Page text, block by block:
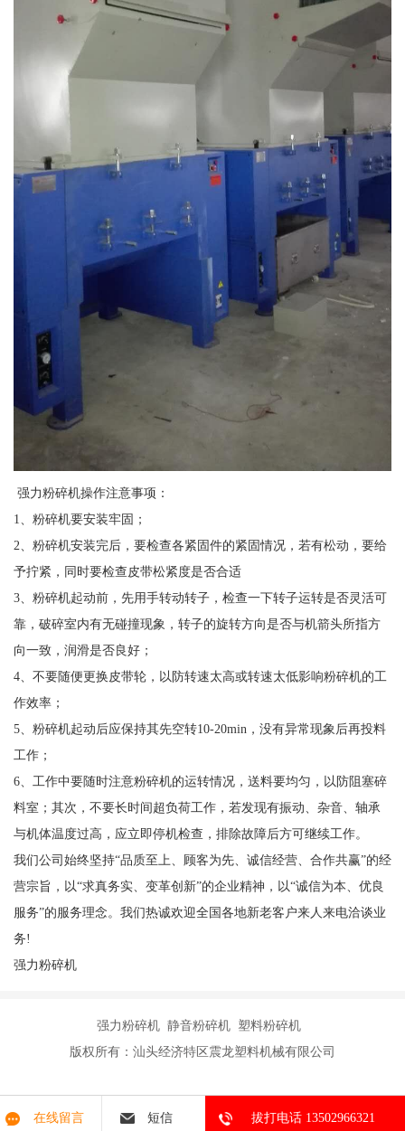
强力粉碎机操作注意事项：
1
、粉碎机要安装牢固；
2 、粉碎机安装完后，要检查各紧固件的紧固情况，若有松动，要给
予拧紧，同时要检查皮带松紧度是否合适
3、粉碎机起动前，先用手转动转子，检查一下转子运转是否灵活可
靠，破碎室内有无碰撞现象，转子的旋转方向是否与机箭头所指方
向一致，润滑是否良好；
4、不要随便更换皮带轮，以防转速太高或转速太低影响粉碎机的工
作效率；
5、粉碎机起动后应保持其先空转10-20min ，没有异常现象后再投料
工作；
6、工作中要随时注意粉碎机的运转情况，送料要均匀，以防阻塞碎
料室；其次，不要长时间超负荷工作，若发现有振动、杂音、轴承
与机体温度过高，应立即停机检查，排除故障后方可继续工作。
我们公司始终坚持“品质至上、顾客为先、诚信经营、合作共赢”的经
营宗旨，以“求真务实、变革创新”的企业精神，以“诚信为本、优良
服务”的服务理念。我们热诚欢迎全国各地新老客户来人来电洽谈业
务!
强力粉碎机
强力粉碎机 静音粉碎机 塑料粉碎机
版权所有：汕头经济特区震龙塑料机械有限公司
在线留言 短信 拔打电话 13502966321